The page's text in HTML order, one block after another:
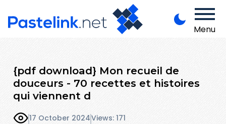
Menu
{pdf download} Mon recueil de
douceurs - 70 recettes et histoires
qui viennent d
17 October 2024Views: 171